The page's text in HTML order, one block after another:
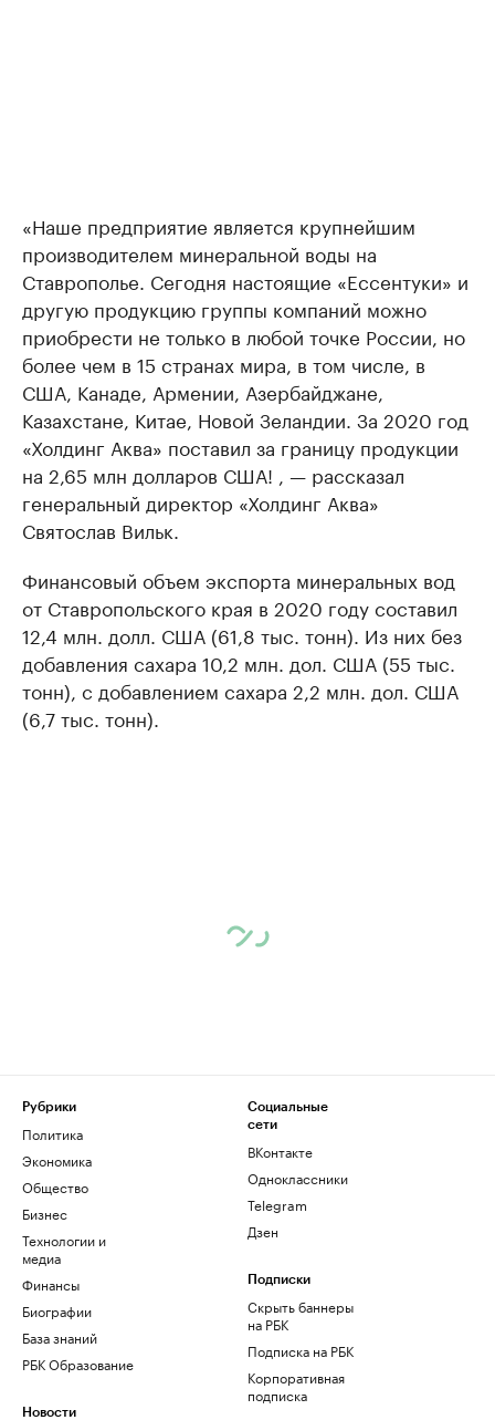
«Наше предприятие является крупнейшим
производителем минеральной воды на
Ставрополье. Сегодня настоящие «Ессентуки» и
другую продукцию группы компаний можно
приобрести не только в любой точке России, но
более чем в 15 странах мира, в том числе, в
США, Канаде, Армении, Азербайджане,
Казахстане, Китае, Новой Зеландии. За 2020 год
«Холдинг Аква» поставил за границу продукции
на 2,65 млн долларов США! , — рассказал
генеральный директор «Холдинг Аква»
Святослав Вильк.
Финансовый объем экспорта минеральных вод
от Ставропольского края в 2020 году составил
12,4 млн. долл. США (61,8 тыс. тонн). Из них без
добавления сахара 10,2 млн. дол. США (55 тыс.
тонн), с добавлением сахара 2,2 млн. дол. США
(6,7 тыс. тонн).
Рубрики
Политика
Экономика
Общество
Бизнес
Технологии и
медиа
Финансы
Биографии
База знаний
РБК Образование
Новости
Социальные
сети
ВКонтакте
Одноклассники
Telegram
Дзен
Подписки
Скрыть баннеры
на РБК
Подписка на РБК
Корпоративная
подписка